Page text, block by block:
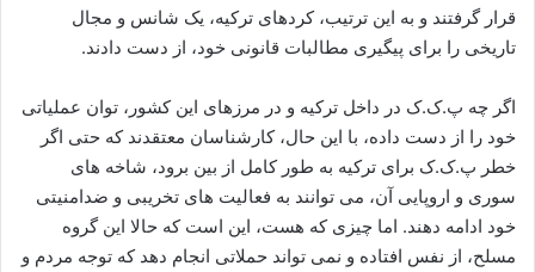
قرار گرفتند و به این ترتیب، کردهای ترکیه، یک شانس و مجال
تاریخی را برای پیگیری مطالبات قانونی خود، از دست دادند.
اگر چه پ.ک.ک در داخل ترکیه و در مرزهای این کشور، توان عملیاتی
خود را از دست داده، با این حال، کارشناسان معتقدند که حتی اگر
خطر پ.ک.ک برای ترکیه به طور کامل از بین برود، شاخه های
سوری و اروپایی آن، می توانند به فعالیت های تخریبی و ضدامنیتی
خود ادامه دهند. اما چیزی که هست، این است که حالا این گروه
مسلح، از نفس افتاده و نمی تواند حملاتی انجام دهد که توجه مردم و